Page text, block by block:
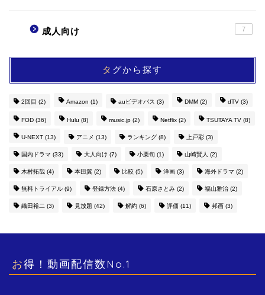
成人向け 7
タグから探す
2回目 (2) Amazon (1) auビデオパス (3) DMM (2) dTV (3)
FOD (36) Hulu (8) music.jp (2) Netflix (2) TSUTAYA TV (8)
U-NEXT (13) アニメ (13) ランキング (8) 上戸彩 (3)
国内ドラマ (33) 大人向け (7) 小栗旬 (1) 山崎賢人 (2)
木村拓哉 (4) 本田翼 (2) 比較 (5) 洋画 (3) 海外ドラマ (2)
無料トライアル (9) 登録方法 (4) 石原さとみ (2) 福山雅治 (2)
織田裕二 (3) 見放題 (42) 解約 (6) 評価 (11) 邦画 (3)
お得！動画配信数No.1